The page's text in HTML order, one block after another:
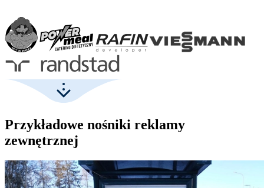
Przykładowe nośniki reklamy
zewnętrznej